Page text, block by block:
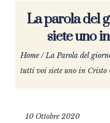
La parola del
siete uno
Home /La Parola del
tutti voi siete uno in Cristo
10 Ottobre 2020